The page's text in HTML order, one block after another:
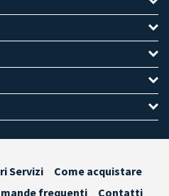
Servizi
Come acquistare
frequenti Contatti